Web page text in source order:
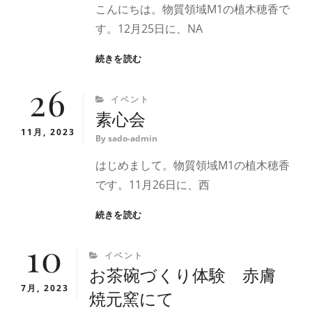
こんにちは。物質領域M1の植木穂香で
す。12月25日に、NA
続きを読む学
会
(ク
リ
ス
マ
ス
茶
26
11月, 2023
CATEGORIES
イベント
素心会
Bysado-admin
はじめまして。物質領域M1の植木穂香
です。11月26日に、西
続きを読む素
10
7月, 2023
CATEGORIES
イベント
お茶碗づくり体験 赤膚
焼元窯にて